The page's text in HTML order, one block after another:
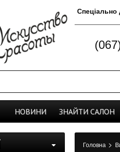
Спеціально
НОВИНИ ЗНАЙТИ CАЛОН
Головна >